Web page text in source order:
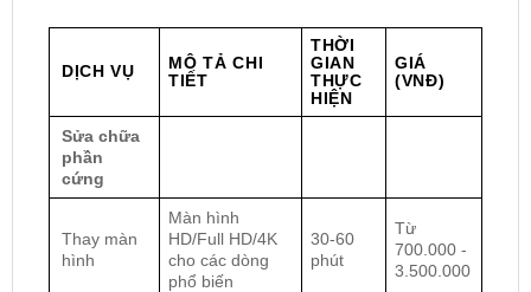
DỊCH VỤ
MÔ TẢ CHI
TIẾT
THỜI
GIAN
THỰC
HIỆN
GIÁ
(VNĐ)
Sửa chữa
phần
cứng
Thay màn
hình
Màn hình
HD/Full HD/4K
cho các dòng
phổ biến
30-60
phút
Từ
700.000 -
3.500.000